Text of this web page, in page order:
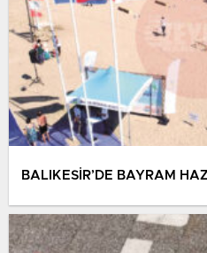
BALIKESİR’DE BAYRAM